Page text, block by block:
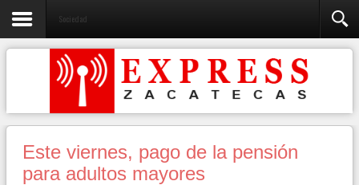
Sociedad
Este viernes, pago de la pensión
para adultos mayores